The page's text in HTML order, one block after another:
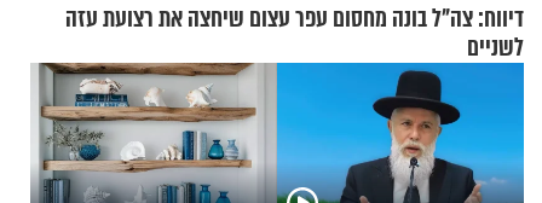
דיווח: צה"ל בונה מחסום עפר עצום שיחצה את רצועת עזה
לשניים